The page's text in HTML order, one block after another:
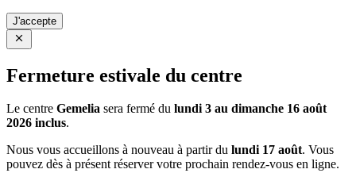
J'accepte
Fermeture estivale du centre
Le centre Gemelia sera fermé du lundi 3 au dimanche 16 août
2026 inclus.
Nous vous accueillons à nouveau à partir du lundi 17 août. Vous
pouvez dès à présent réserver votre prochain rendez-vous en ligne.